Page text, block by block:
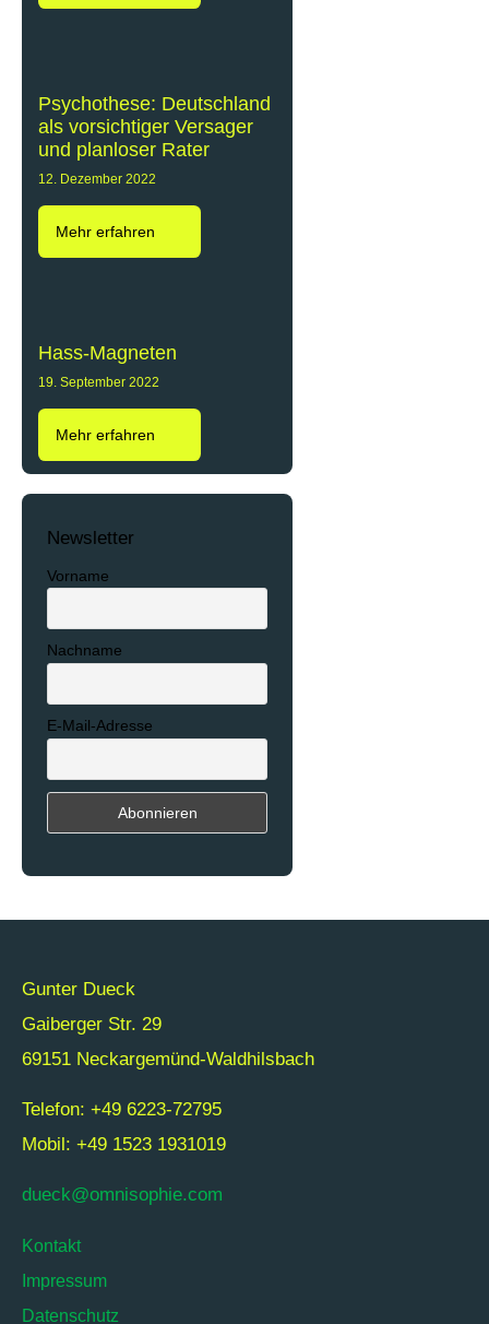
Psychothese: Deutschland
als vorsichtiger Versager
und planloser Rater
12. Dezember 2022
Mehr erfahren
Hass-Magneten
19. September 2022
Mehr erfahren
Newsletter
Vorname
Nachname
E-Mail-Adresse
Gunter Dueck
Gaiberger Str. 29
69151 Neckargemünd-Waldhilsbach
Telefon: +49 6223-72795
Mobil: +49 1523 1931019
dueck@omnisophie.com
Kontakt
Impressum
Datenschutz